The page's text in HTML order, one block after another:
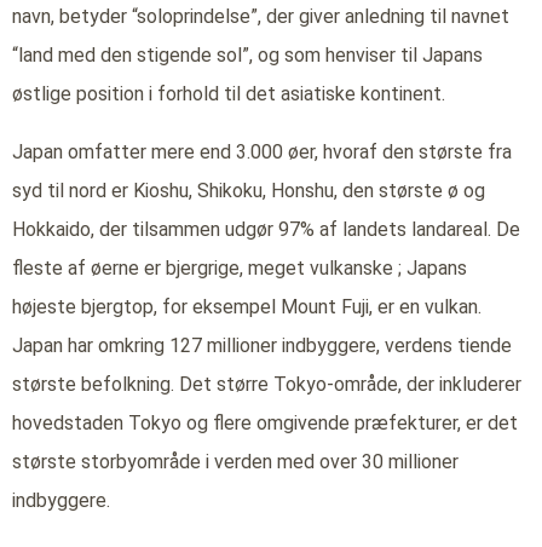
navn, betyder “soloprindelse”, der giver anledning til navnet
“land med den stigende sol”, og som henviser til Japans
østlige position i forhold til det asiatiske kontinent.
Japan omfatter mere end 3.000 øer, hvoraf den største fra
syd til nord er Kioshu, Shikoku, Honshu, den største ø og
Hokkaido, der tilsammen udgør 97% af landets landareal. De
fleste af øerne er bjergrige, meget vulkanske ; Japans
højeste bjergtop, for eksempel Mount Fuji, er en vulkan.
Japan har omkring 127 millioner indbyggere, verdens tiende
største befolkning. Det større Tokyo-område, der inkluderer
hovedstaden Tokyo og flere omgivende præfekturer, er det
største storbyområde i verden med over 30 millioner
indbyggere.